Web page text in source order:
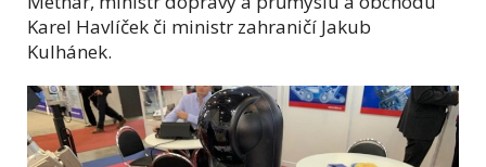
Karel Havlíček či ministr zahraničí Jakub
Kulhánek.